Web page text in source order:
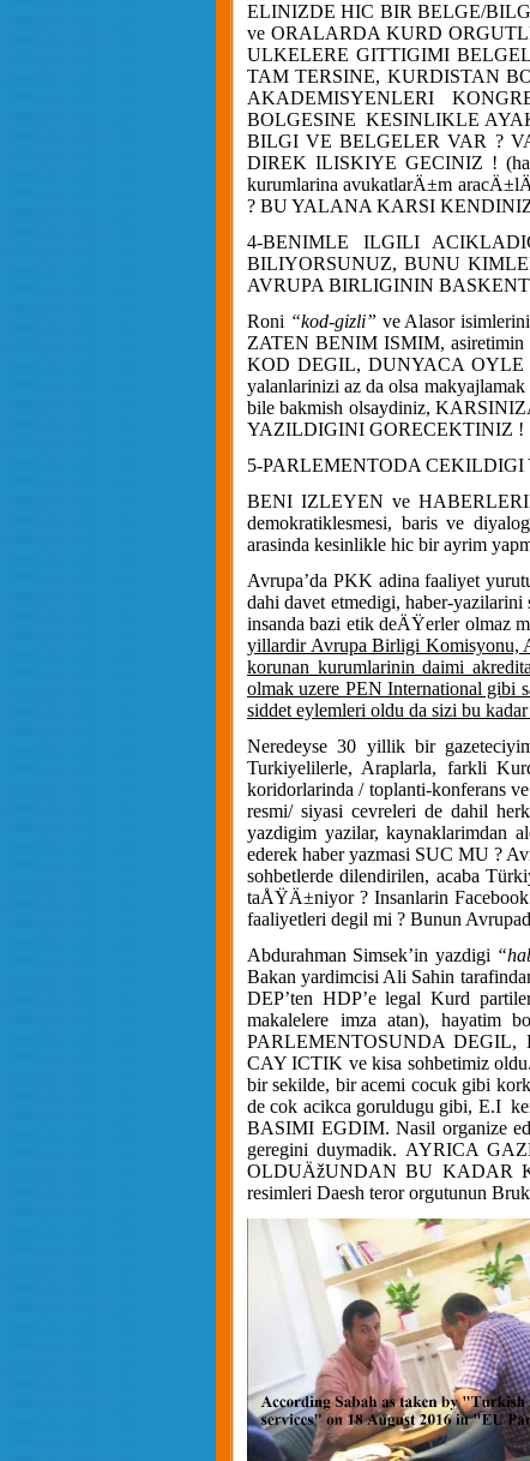
ELINIZDE HIC BIR BELGE/
ve ORALARDA KURD
ULKELERE GITTIGIMI
TAM TERSINE, KURDISTAN
AKADEMISYENLERI
BOLGESINE KESINLIKLE
BILGI VE BELGELER VAR ?
DIREK ILISKIYE GECINIZ !
kurumlarina avukatlarÄ±m
? BU YALANA KARSI
4-BENIMLE ILGILI
BILIYORSUNUZ, BUNU
AVRUPA BIRLIGININ
Roni “kod-gizli” ve Alasor
ZATEN BENIM ISMIM,
KOD DEGIL, DUNYACA
yalanlarinizi az da olsa
bile bakmish olsaydiniz,
YAZILDIGINI GORECEKTINIZ !
5-PARLEMENTODA
BENI IZLEYEN ve
demokratiklesmesi, baris ve
arasinda kesinlikle hic bir ayrim
Avrupa’da PKK adina faaliyet
dahi davet etmedigi, haber-
insanda bazi etik deÄŸerler olmaz
yillardir Avrupa Birligi Komisyonu,
korunan kurumlarinin daimi
olmak uzere PEN International gibi
siddet eylemleri oldu da sizi bu
Neredeyse 30 yillik bir
Turkiyelilerle, Araplarla, farkli
koridorlarinda / toplanti-konferans
resmi/ siyasi cevreleri de dahil
yazdigim yazilar, kaynaklarimdan
ederek haber yazmasi SUC MU ?
sohbetlerde dilendirilen, acaba
taÅŸÄ±niyor ? Insanlarin
faaliyetleri degil mi ? Bunun
Abdurahman Simsek’in yazdigi
Bakan yardimcisi Ali Sahin
DEP’ten HDP’e legal Kurd
makalelere imza atan), hayatim
PARLEMENTOSUNDA
CAY ICTIK ve kisa sohbetimiz
bir sekilde, bir acemi cocuk gibi
de cok acikca goruldugu gibi, E.I
BASIMI EGDIM. Nasil organize
geregini duymadik. AYRICA
OLDUÄžUNDAN BU KADAR
resimleri Daesh teror orgutunun